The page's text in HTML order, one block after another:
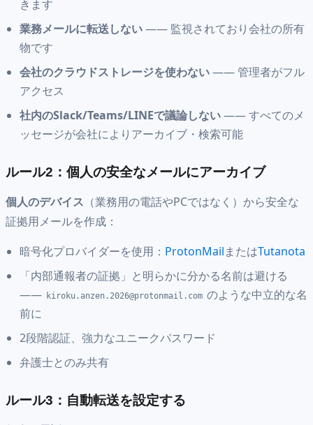
きます
業務メールに転送しない—— 監視されており会社の所有
物です
会社のクラウドストレージを使わない—— 管理者がフル
アクセス
社内のSlack/Teams/LINEで議論しない—— すべてのメ
ッセージが会社によりアーカイブ・検索可能
ルール2：個人の安全なメールにアーカイブ
個人のデバイス （業務用の電話やPCではなく）から安全な
証拠用メールを作成：
暗号化プロバイダーを使用： ProtonMailまたはTutanota
「内部通報者の証拠」と明らかに分かる名前は避ける
—— kiroku.anzen.2026@protonmail.com のような中立的な名
前に
2段階認証、強力なユニークパスワード
弁護士とのみ共有
ルール3：自動転送を設定する